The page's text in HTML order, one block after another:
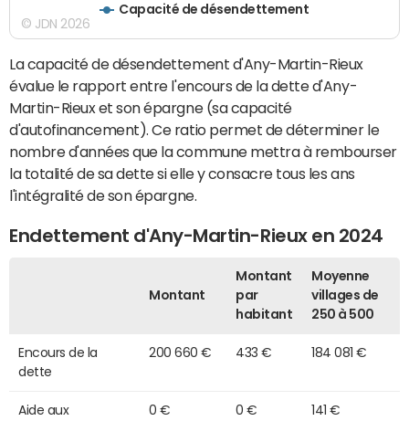
Capacité de désendettement
© JDN 2026
La capacité de désendettement d'Any-Martin-Rieux
évalue le rapport entre l'encours de la dette d'Any-
Martin-Rieux et son épargne (sa capacité
d'autofinancement). Ce ratio permet de déterminer le
nombre d'années que la commune mettra à rembourser
la totalité de sa dette si elle y consacre tous les ans
l'intégralité de son épargne.
Endettement d'Any-Martin-Rieux en 2024
Montant
Montant
par
habitant
Moyenne
villages de
250 à 500
Encours de la
dette
200 660 € 433 € 184 081 €
Aide aux
0 € 0 € 141 €